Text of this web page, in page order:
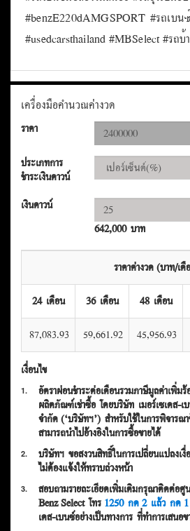
#E220dAMGSPORTมือสอง #ขายเบ
สอง #ขายE220dAMGSPORTมือสอง
#E220dAMGSPORTมือ2สภาพดี #ขา
#ขายbenzE220dAMGSPORTมือสอ
เบนซ์มือสอง #MBselect #รถเบนซ์ผู้บ
#รถเบนซ์มือสองไมล์น้อย #รถยุโรปมือ2
#benzE220dAMGSPORT #รถเบน
#usedcarsthailand #MBSelect #รถ
เครื่องมือคำนวณค่างวด
ชำระเงินดาวน์
เงินดาวน์
642,000 บาท
ราคาค่างวด (บาท/เดือน)
24 เดือน
36 เดือน 48 เดือน
87,083.93
59,661.92 45,956.93
เงื่อนไข
อัตราผ่อนชำระต่อเดือนรวมภาษีมูลค่าเพิ่ม
ผลิตภัณฑ์เช่าซื้อ โดยบริษัท เมอร์เซเดส-เ